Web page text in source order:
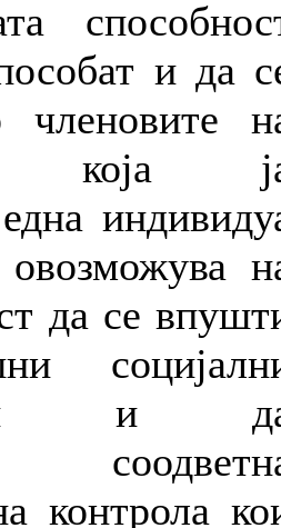
и да
членовите
која
да се
и
контрола